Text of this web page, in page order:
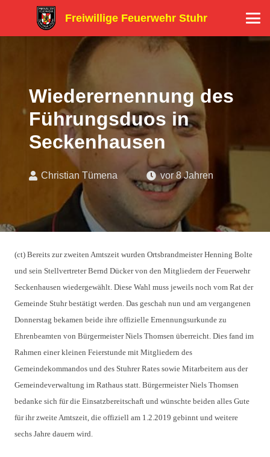
Freiwillige Feuerwehr Stuhr
Wiederernennung des
Führungsduos in
Seckenhausen
Christian Tümena vor 8 Jahren
(ct) Bereits zur zweiten Amtszeit wurden Ortsbrandmeister Henning Bolte
und sein Stellvertreter Bernd Dücker von den Mitgliedern der Feuerwehr
Seckenhausen wiedergewählt. Diese Wahl muss jeweils noch vom Rat der
Gemeinde Stuhr bestätigt werden. Das geschah nun und am vergangenen
Donnerstag bekamen beide ihre offizielle Ernennungsurkunde zu
Ehrenbeamten von Bürgermeister Niels Thomsen überreicht. Dies fand im
Rahmen einer kleinen Feierstunde mit Mitgliedern des
Gemeindekommandos und des Stuhrer Rates sowie Mitarbeitern aus der
Gemeindeverwaltung im Rathaus statt. Bürgermeister Niels Thomsen
bedanke sich für die Einsatzbereitschaft und wünschte beiden alles Gute
für ihr zweite Amtszeit, die offiziell am 1.2.2019 gebinnt und weitere
sechs Jahre dauern wird.